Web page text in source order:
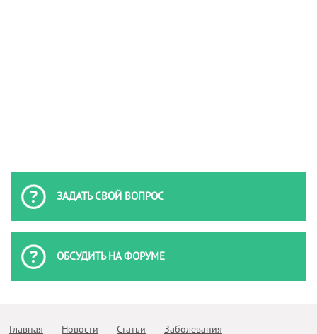
ЗАДАТЬ СВОЙ ВОПРОС
ОБСУДИТЬ НА ФОРУМЕ
Главная Новости Статьи Заболевания